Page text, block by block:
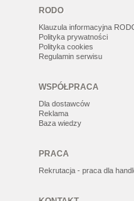
RODO
Klauzula informacyjna
Polityka prywatności
Polityka cookies
Regulamin serwisu
WSPÓŁPRACA
Dla dostawców
Reklama
Baza wiedzy
PRACA
Rekrutacja - praca dla